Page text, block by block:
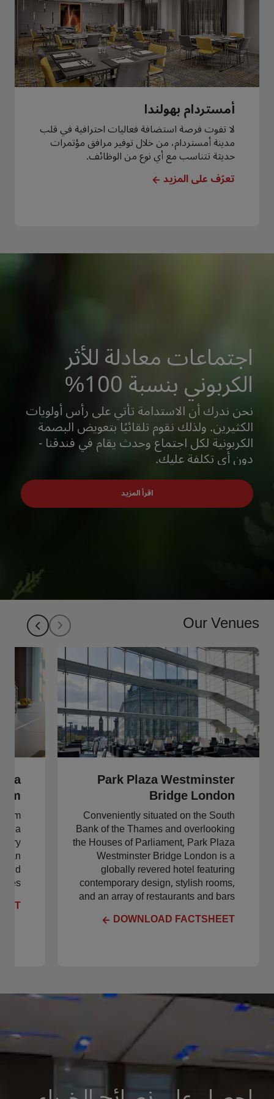
أمستردام بهولندا
لا تفوت فرصة استضافة فعاليات احترافية في قلب
مدينة أمستردام، من خلال توفير مرافق مؤتمرات
حديثة تتناسب مع أي نوع من الوظائف.
تعرّف على المزيد
اجتماعات معادلة للأثر
الكربوني بنسبة 100%
نحن ندرك أن الاستدامة تأتي على رأس أولويات
الكثيرين. ولذلك نقوم تلقائيًا بتعويض البصمة
الكربونية لكل اجتماع وحدث يقام في فندقنا -
دون أي تكلفة عليك.
اقرأ المزيد
Our Venues
Park Plaza Westminster
Bridge London
Conveniently situated on the South
Bank of the Thames and overlooking
the Houses of Parliament, Park Plaza
Westminster Bridge London is a
globally revered hotel featuring
contemporary design, stylish rooms,
and an array of restaurants and bars
DOWNLOAD FACTSHEET
an